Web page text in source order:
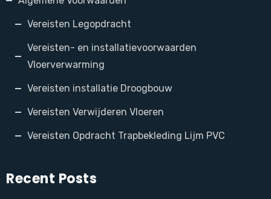
Vereisten Legopdracht
Vereisten- en installatievoorwaarden
Vloerverwarming
Vereisten installatie Droogbouw
Vereisten Verwijderen Vloeren
Vereisten Opdracht Trapbekleding Lijm PVC
Recent Posts